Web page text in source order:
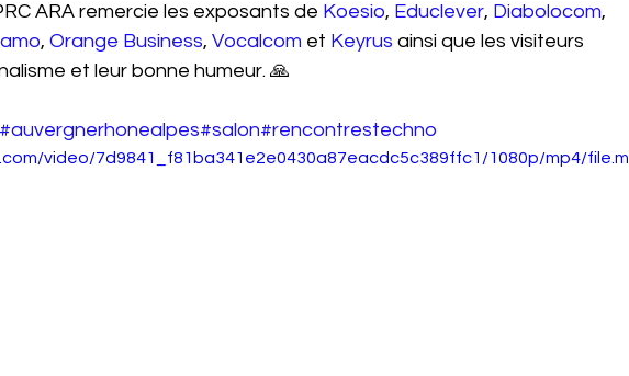
ARA remercie les exposants de Koesio, Educlever, Diabolocom,
, Orange Business, Vocalcom et Keyrus ainsi que les visiteurs
et leur bonne humeur. 🙏
#auvergnerhonealpes#salon#rencontrestechno
video/7d9841_f81ba341e2e0430a87eacdc5c389ffc1/1080p/mp4/file.m